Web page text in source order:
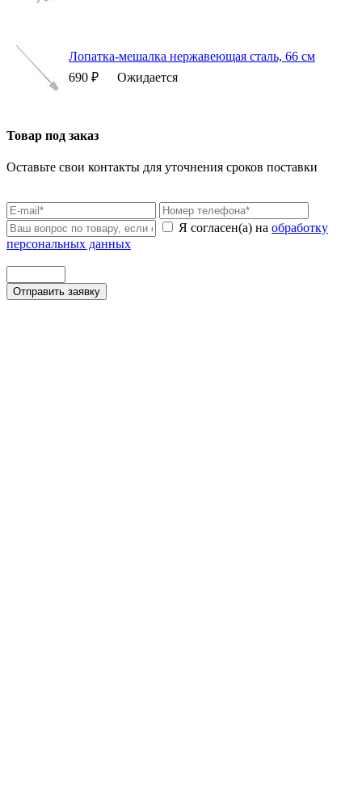
Лопатка-мешалка нержавеющая сталь, 66 см
690 ₽
Ожидается
Товар под заказ
Оставьте свои контакты для уточнения сроков поставки
Я согласен(а) на обработку
персональных данных
Отправить заявку